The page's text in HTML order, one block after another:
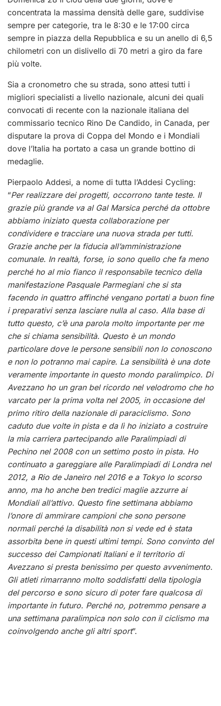
concentrata la massima densità delle gare, suddivise
sempre per categorie, tra le 8:30 e le 17:00 circa
sempre in piazza della Repubblica e su un anello di 6,5
chilometri con un dislivello di 70 metri a giro da fare
più volte.
Sia a cronometro che su strada, sono attesi tutti i
migliori specialisti a livello nazionale, alcuni dei quali
convocati di recente con la nazionale italiana del
commissario tecnico Rino De Candido, in Canada, per
disputare la prova di Coppa del Mondo e i Mondiali
dove l’Italia ha portato a casa un grande bottino di
medaglie.
Pierpaolo Addesi, a nome di tutta l’Addesi Cycling:
“Per realizzare dei progetti, occorrono tante teste. Il
grazie più grande va al Gal Marsica perché da ottobre
abbiamo iniziato questa collaborazione per
condividere e tracciare una nuova strada per tutti.
Grazie anche per la fiducia all’amministrazione
comunale. In realtà, forse, io sono quello che fa meno
perché ho al mio fianco il responsabile tecnico della
manifestazione Pasquale Parmegiani che si sta
facendo in quattro affinché vengano portati a buon fine
i preparativi senza lasciare nulla al caso. Alla base di
tutto questo, c’è una parola molto importante per me
che si chiama sensibilità. Questo è un mondo
particolare dove le persone sensibili non lo conoscono
e non lo potranno mai capire. La sensibilità è una dote
veramente importante in questo mondo paralimpico. Di
Avezzano ho un gran bel ricordo nel velodromo che ho
varcato per la prima volta nel 2005, in occasione del
primo ritiro della nazionale di paraciclismo. Sono
caduto due volte in pista e da lì ho iniziato a costruire
la mia carriera partecipando alle Paralimpiadi di
Pechino nel 2008 con un settimo posto in pista. Ho
continuato a gareggiare alle Paralimpiadi di Londra nel
2012, a Rio de Janeiro nel 2016 e a Tokyo lo scorso
anno, ma ho anche ben tredici maglie azzurre ai
Mondiali all’attivo. Questo fine settimana abbiamo
l’onore di ammirare campioni che sono persone
normali perché la disabilità non si vede ed è stata
assorbita bene in questi ultimi tempi. Sono convinto del
successo dei Campionati Italiani e il territorio di
Avezzano si presta benissimo per questo avvenimento.
Gli atleti rimarranno molto soddisfatti della tipologia
del percorso e sono sicuro di poter fare qualcosa di
importante in futuro. Perché no, potremmo pensare a
una settimana paralimpica non solo con il ciclismo ma
coinvolgendo anche gli altri sport”.